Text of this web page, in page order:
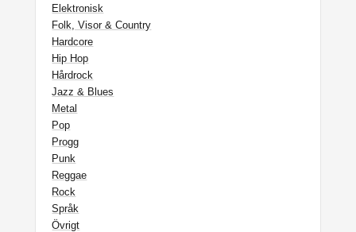
Elektronisk
Folk, Visor & Country
Hardcore
Hip Hop
Hårdrock
Jazz & Blues
Metal
Pop
Progg
Punk
Reggae
Rock
Språk
Övrigt